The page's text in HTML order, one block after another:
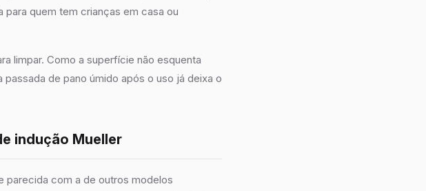
para quem tem crianças em casa ou
limpar. Como a superfície não esquenta
de pano úmido após o uso já deixa o
indução Mueller
parecida com a de outros modelos